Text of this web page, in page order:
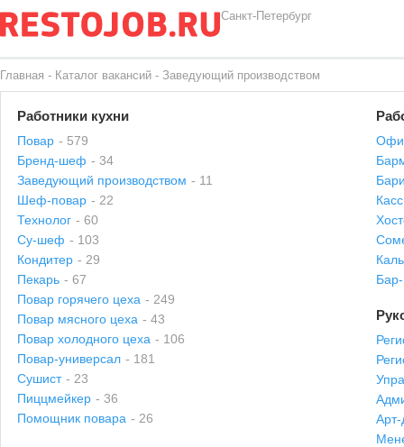
Санкт-Петербург
Главная - Каталог вакансий - Заведующий производством
Работники кухни
Повар - 579
Бренд-шеф - 34
Заведующий производством - 11
Шеф-повар - 22
Технолог - 60
Су-шеф - 103
Кондитер - 29
Пекарь - 67
Повар горячего цеха - 249
Повар мясного цеха - 43
Повар холодного цеха - 106
Повар-универсал - 181
Сушист - 23
Пиццмейкер - 36
Помощник повара - 26
Арт-